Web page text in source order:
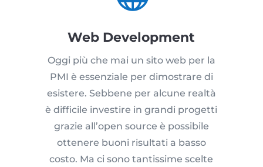
Web Development
Oggi più che mai un sito web per la
PMI è essenziale per dimostrare di
esistere. Sebbene per alcune realtà
è difficile investire in grandi progetti
grazie all’open source è possibile
ottenere buoni risultati a basso
costo. Ma ci sono tantissime scelte